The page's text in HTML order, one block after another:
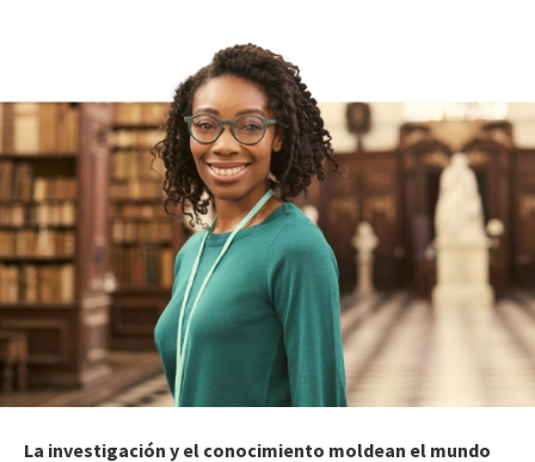
La investigación y el conocimiento moldean el mundo